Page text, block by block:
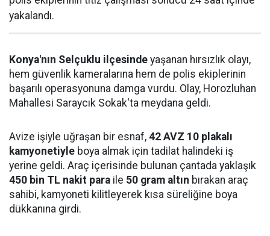
yakalandı.
Konya'nın Selçuklu ilçesinde yaşanan hırsızlık olayı,
hem güvenlik kameralarına hem de polis ekiplerinin
başarılı operasyonuna damga vurdu. Olay, Horozluhan
Mahallesi Saraycık Sokak'ta meydana geldi.
Avize işiyle uğraşan bir esnaf, 42 AVZ 10 plakalı
kamyonetiyle boya almak için tadilat halindeki iş
yerine geldi. Araç içerisinde bulunan çantada yaklaşık
450 bin TL nakit para ile 50 gram altın bırakan araç
sahibi, kamyoneti kilitleyerek kısa süreliğine boya
dükkanına girdi.